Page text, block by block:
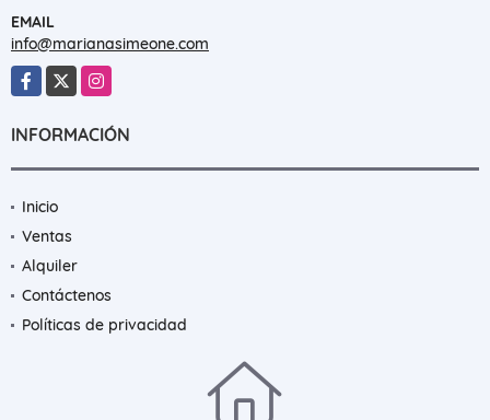
EMAIL
info@marianasimeone.com
Facebook
X Instagram
INFORMACIÓN
Inicio
Ventas
Alquiler
Contáctenos
Políticas de privacidad